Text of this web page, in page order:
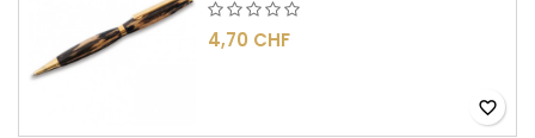
4,70 CHF
favorite_border